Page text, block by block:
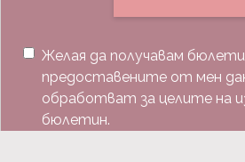
Желая да получавам
предоставените от мен
обработват за целите на
бюлетин.